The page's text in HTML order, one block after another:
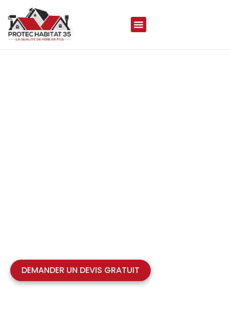
DEMANDER UN DEVIS GRATUIT